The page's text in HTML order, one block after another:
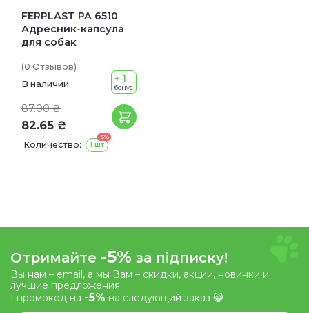
FERPLAST PA 6510
Адресник-капсула
для собак
(0 Отзывов)
В наличии
87.00 ₴
82.65 ₴
+ 1
бонус
Количество:
-5%
1 шт
Отримайте -5% за підписку!
Вы нам – email, а мы Вам – скидки, акции, новинки и
лучшие предложения.
І промокод на -5% на следующий заказ 😸